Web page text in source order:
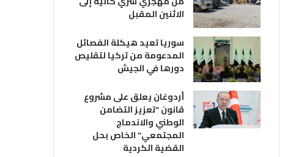
الاثنين المقبل
سوريا تعيد هيكلة الفصائل
المدعومة من تركيا لتقليص
دورها في الجيش
أردوغان يعلق على مشروع
قانون “تعزيز التضامن
الوطني والاندماج
المجتمعي” الخاص بحل
القضية الكردية